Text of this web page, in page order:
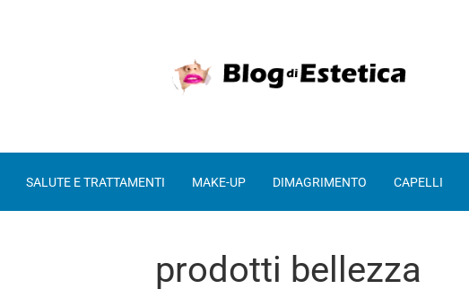
SALUTE E TRATTAMENTI MAKE-UP DIMAGRIMENTO CAPELLI
prodotti bellezza